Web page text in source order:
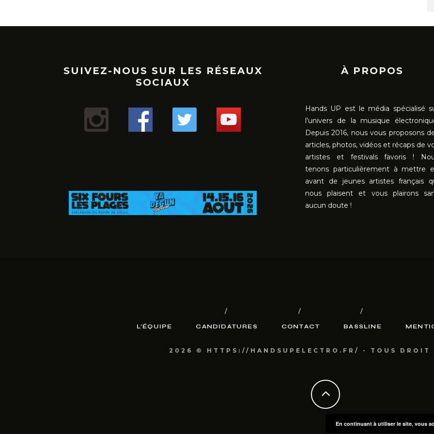
SUIVEZ-NOUS SUR LES RÉSEAUX
SOCIAUX
À PROPOS
Hands UP est le média spécialisé
l'univers de la musique
Depuis 2016, nous vous proposons
articles, photos, vidéos et récaps de
artistes et festivals favoris !
tenons particulièrement à mettre
avant de jeunes artistes français
nous plaisent et vous plairons
aucun doute !
L’ÉQUIPE CANDIDATURES CONTACT BASSLINE
2026 © HTTPS://HANDSUPELECTRO.FR/ - TOUS DROIT
En continuant à utiliser le site, vous